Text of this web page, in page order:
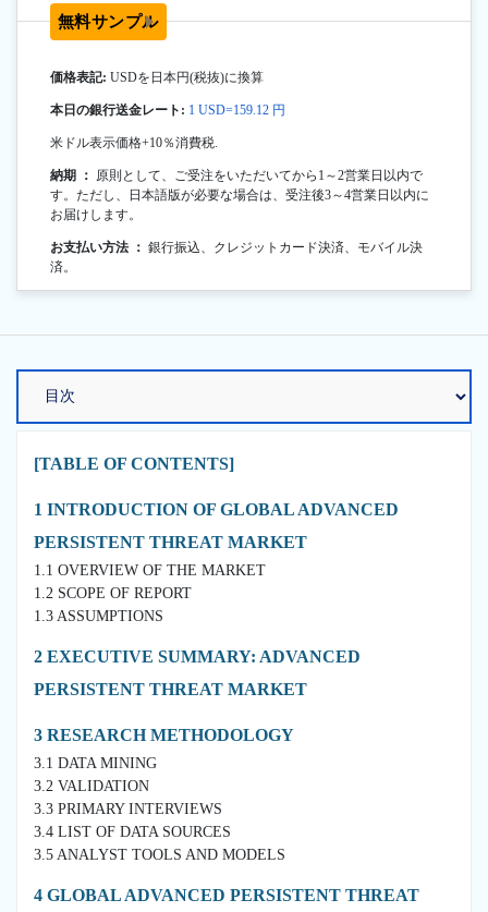
無料サンプル
価格表記: USDを日本円(税抜)に換算
本日の銀行送金レート: 1 USD=159.12 円
米ドル表示価格+10％消費税.
納期 ： 原則として、ご受注をいただいてから1～2営業日以内で
す。ただし、日本語版が必要な場合は、受注後3～4営業日以内に
お届けします。
お支払い方法 ： 銀行振込、クレジットカード決済、モバイル決
済。
[TABLE OF CONTENTS]
1 INTRODUCTION OF GLOBAL ADVANCED
PERSISTENT THREAT MARKET
1.1 OVERVIEW OF THE MARKET
1.2 SCOPE OF REPORT
1.3 ASSUMPTIONS
2 EXECUTIVE SUMMARY: ADVANCED
PERSISTENT THREAT MARKET
3 RESEARCH METHODOLOGY
3.1 DATA MINING
3.2 VALIDATION
3.3 PRIMARY INTERVIEWS
3.4 LIST OF DATA SOURCES
3.5 ANALYST TOOLS AND MODELS
4 GLOBAL ADVANCED PERSISTENT THREAT